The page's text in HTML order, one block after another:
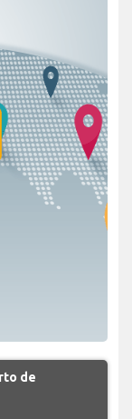
de